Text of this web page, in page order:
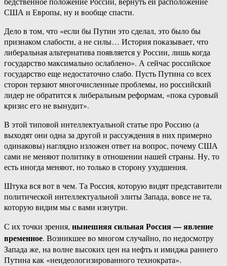
США и Европы, ну и вообще спасти.
Дело в том, что «если бы Путин это сделал, это было бы
признаком слабости, а не силы… История показывает, что
либеральная альтернатива появляется у России, лишь когда
государство максимально ослаблено». А сейчас российское
государство еще недостаточно слабо. Пусть Путина со всех
сторон терзают многочисленные проблемы, но российский
лидер не обратится к либеральным реформам, «пока суровый
кризис его не вынудит».
В этой типовой интеллектуальной статье про Россию (а
выходят они одна за другой и рассуждения в них примерно
одинаковы) наглядно изложен ответ на вопрос, почему США
сами не меняют политику в отношении нашей страны. Ну, то
есть иногда меняют, но только в сторону ухудшения.
Штука вся вот в чем. Та Россия, которую видят представители
политической интеллектуальной элиты Запада, вовсе не та,
которую видим мы с вами изнутри.
С их точки зрения, нынешняя сильная Россия — явление
временное. Возникшее во многом случайно, по недосмотру
Запада же, на волне высоких цен на нефть и имиджа раннего
Путина как «неидеологизированного технократа».